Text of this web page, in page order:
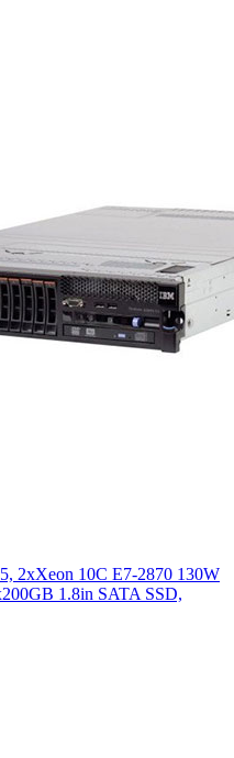
2xXeon 10C E7-2870 130W
1.8in SATA SSD,